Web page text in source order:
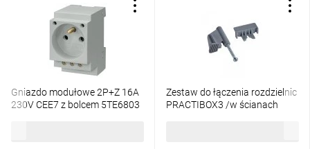
Gniazdo modułowe 2P+Z 16A
230V CEE7 z bolcem 5TE6803
Zestaw do łączenia rozdzielnic
PRACTIBOX3 /w ścianach